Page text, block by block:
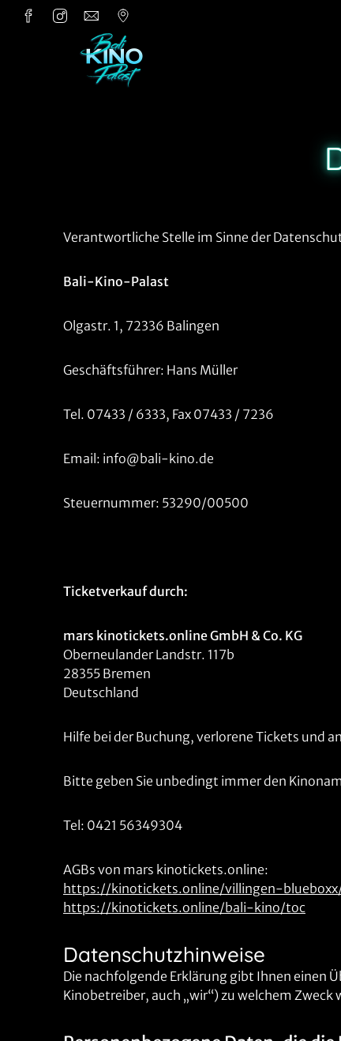
Zum Hauptinhalt springen
Verantwortliche Stelle im Sinne der
Bali-Kino-Palast
Olgastr. 1, 72336 Balingen
Geschäftsführer: Hans Müller
Tel. 07433 / 6333, Fax 07433 / 7236
Email: info@bali-kino.de
Steuernummer: 53290/00500
Ticketverkauf durch:
mars kinotickets.online GmbH & Co. KG
Oberneulander Landstr. 117b
28355 Bremen
Deutschland
Hilfe bei der Buchung, verlorene Tickets und
Bitte geben Sie unbedingt immer den
Tel: 0421 56349304
AGBs von mars kinotickets.online:
https://kinotickets.online/villingen-
https://kinotickets.online/bali-kino/toc
Datenschutzhinweise
Die nachfolgende Erklärung gibt Ihnen einen
Kinobetreiber, auch „wir“) zu welchem